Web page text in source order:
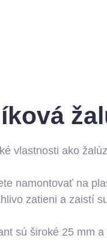
vlastnosti ako
namontovať na
zatieni a zaistí
sú široké 25 mm